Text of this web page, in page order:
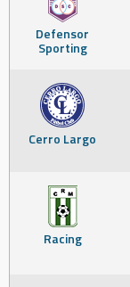
Defensor
Sporting
Cerro Largo
Racing